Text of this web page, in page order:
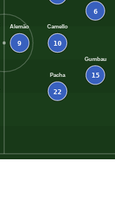
6
15
Gumbau
10
Camello
22
Pacha
9
Alemão